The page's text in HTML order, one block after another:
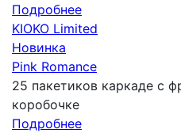
Подробнее
KIOKO Limited
Новинка
Pink Romance
25 пакетиков каркаде с
коробочке
Подробнее